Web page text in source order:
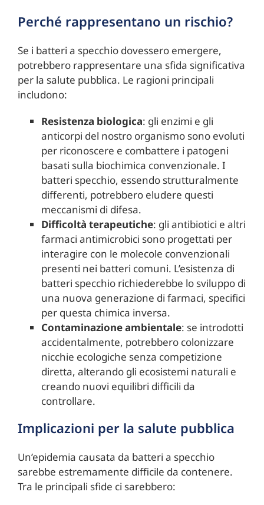
Perché rappresentano un rischio?
Se i batteri a specchio dovessero emergere,
potrebbero rappresentare una sfida significativa
per la salute pubblica. Le ragioni principali
includono:
Resistenza biologica: gli enzimi e gli
anticorpi del nostro organismo sono evoluti
per riconoscere e combattere i patogeni
basati sulla biochimica convenzionale. I
batteri specchio, essendo strutturalmente
differenti, potrebbero eludere questi
meccanismi di difesa.
Difficoltà terapeutiche: gli antibiotici e altri
farmaci antimicrobici sono progettati per
interagire con le molecole convenzionali
presenti nei batteri comuni. L’esistenza di
batteri specchio richiederebbe lo sviluppo di
una nuova generazione di farmaci, specifici
per questa chimica inversa.
Contaminazione ambientale: se introdotti
accidentalmente, potrebbero colonizzare
nicchie ecologiche senza competizione
diretta, alterando gli ecosistemi naturali e
creando nuovi equilibri difficili da
controllare.
Implicazioni per la salute pubblica
Un’epidemia causata da batteri a specchio
sarebbe estremamente difficile da contenere.
Tra le principali sfide ci sarebbero: